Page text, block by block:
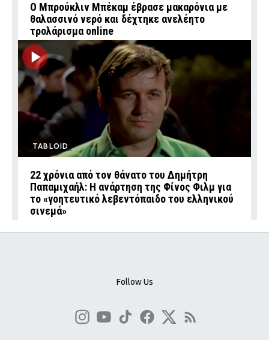
Ο Μπρούκλιν Μπέκαμ έβρασε μακαρόνια με
θαλασσινό νερό και δέχτηκε ανελέητο
τρολάρισμα online
TABLOID
22 χρόνια από τον θάνατο του Δημήτρη
Παπαμιχαήλ: Η ανάρτηση της Φίνος Φιλμ για
το «γοητευτικό λεβεντόπαιδο του ελληνικού
σινεμά»
Follow Us